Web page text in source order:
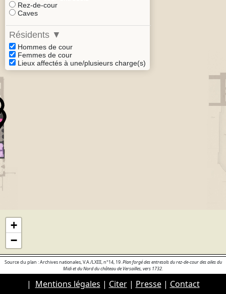
Rez-de-cour
Caves
Résidents ▼
Hommes de cour
Femmes de cour
Lieux affectés à une/plusieurs charge(s)
+
−
Source du plan : Archives nationales, V.A./LXIII, n°14, 19.Plan forgé des entresols du rez-de-cour des ailes du
Midi et du Nord du château de Versailles, vers 1732.
| Mentions légales | Citer| Presse| Contact